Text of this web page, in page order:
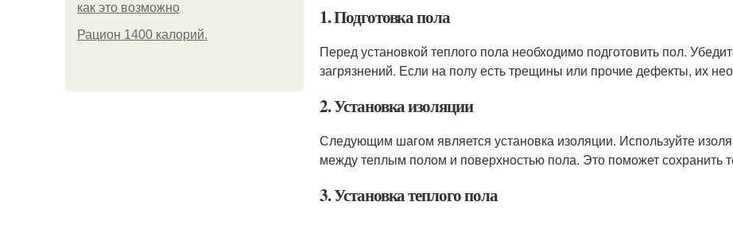
как это возможно
Рацион 1400 калорий.
1. Подготовка пола
Перед установкой теплого пола необходимо подготовить пол.
загрязнений. Если на полу есть трещины или прочие дефекты, их
2. Установка изоляции
Следующим шагом является установка изоляции. Используйте
между теплым полом и поверхностью пола. Это поможет сохранить
3. Установка теплого пола